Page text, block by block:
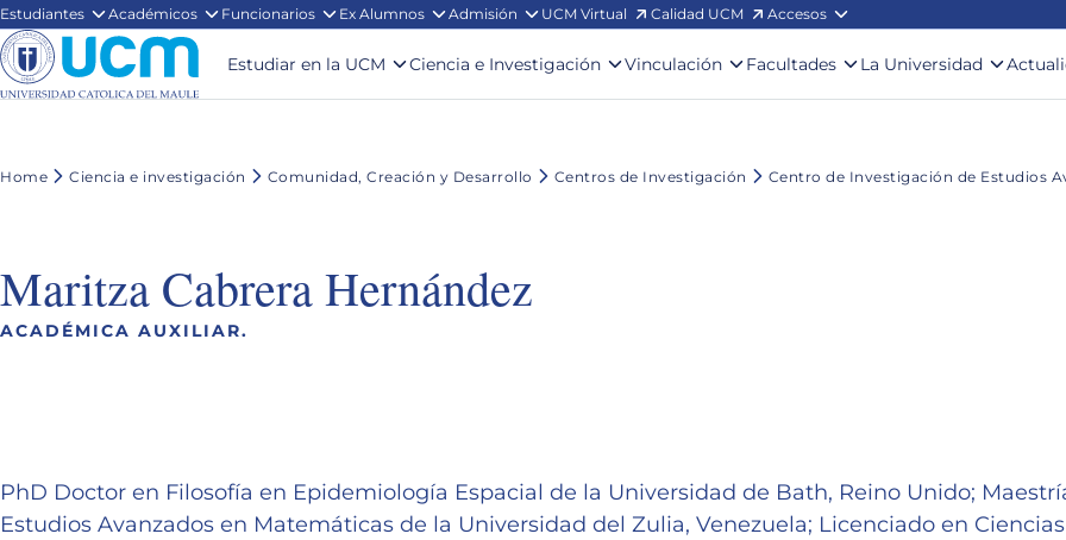
Estudiantes Académicos Funcionarios Ex Alumnos Admisión UCM Virtual Calidad UCM Accesos
Estudiar en la UCM Ciencia e Investigación Vinculación Facultades La Universidad
Home Ciencia e investigación Comunidad, Creación y Desarrollo Centros de Investigación Centro de Investigación de Estudios
Maritza Cabrera Hernández
ACADÉMICA AUXILIAR.
PhD Doctor en Filosofía en Epidemiología Espacial de la Universidad de Bath, Reino Unido;
Estudios Avanzados en Matemáticas de la Universidad del Zulia, Venezuela; Licenciado en Ciencias